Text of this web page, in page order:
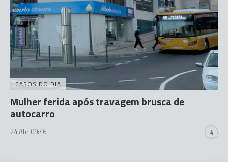
CASOS DO DIA
Mulher ferida após travagem brusca de
autocarro
24 Abr 09:46 4